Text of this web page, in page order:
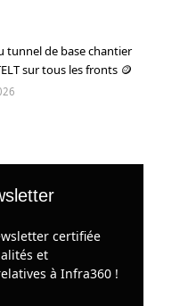
tunnel de base chantier
sur tous les fronts 🪙
certifiée
et
à Infra360 !